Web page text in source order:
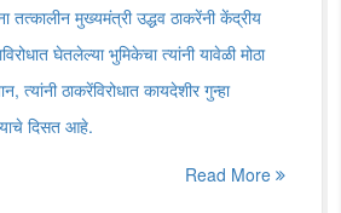
मुख्यमंत्री उद्धव ठाकरेंनी केंद्रीय
घेतलेल्या भुमिकेचा त्यांनी यावेळी मोठा
त्यांनी ठाकरेंविरोधात कायदेशीर गुन्हा
दिसत आहे.
Read More